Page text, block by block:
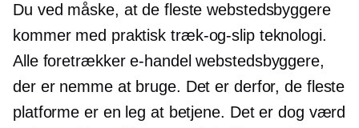
Du ved måske, at de fleste webstedsbyggere
kommer med praktisk træk-og-slipteknologi.
Alle foretrækkere-handel webstedsbyggere,
der er nemme at bruge. Det er derfor, de fleste
platforme er en leg at betjene. Det er dog værd